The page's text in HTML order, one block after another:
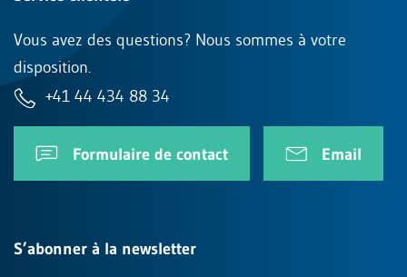
Vous avez des questions? Nous sommes à votre
disposition.
+41 44 434 88 34
Formulaire de contact Email
S’abonner à la newsletter